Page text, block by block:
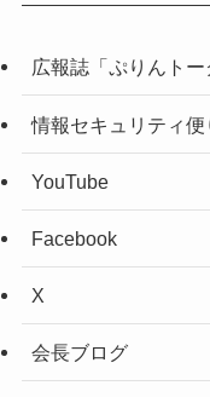
広報誌「ぷりんトー
情報セキュリティ便
YouTube
Facebook
X
会長ブログ